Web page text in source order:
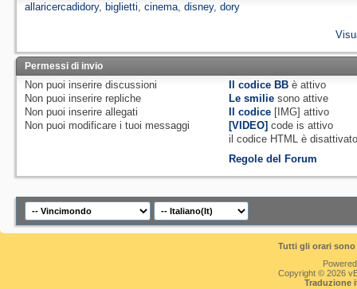
allaricercadidory, biglietti, cinema, disney, dory
Permessi di invio
Non puoi inserire discussioni
Non puoi inserire repliche
Non puoi inserire allegati
Non puoi modificare i tuoi messaggi
Il codice BB èattivo
Le smilie sono attive
Il codice [IMG]attivo
[VIDEO] code isattivo
il codice HTML è
Regole del Forum
Tutti gli orari
Copyright © 2026
Traduzione